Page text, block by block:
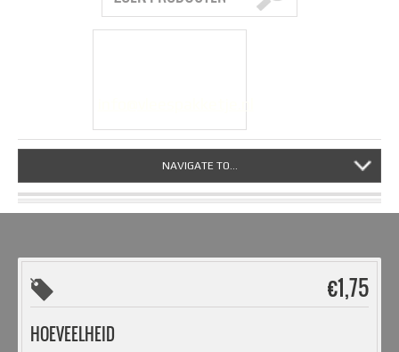
info@vleespakketje.nl
NAVIGATE TO...
€1,75
HOEVEELHEID